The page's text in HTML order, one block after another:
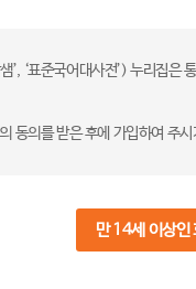
’, ‘표준국어대사전’) 누리집
동의를 받은 후에 가입하여 주
만 14세 이상인